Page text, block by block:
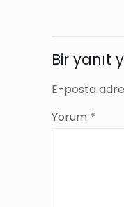
Bir yanıt
E-posta
Yorum *